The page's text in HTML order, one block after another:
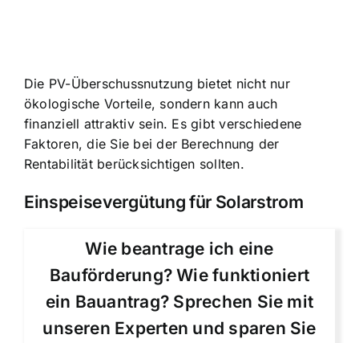
Die PV-Überschussnutzung bietet nicht nur
ökologische Vorteile, sondern kann auch
finanziell attraktiv sein. Es gibt verschiedene
Faktoren, die Sie bei der Berechnung der
Rentabilität berücksichtigen sollten.
Einspeisevergütung für Solarstrom
Wie beantrage ich eine
Bauförderung? Wie funktioniert
ein Bauantrag? Sprechen Sie mit
unseren Experten und sparen Sie